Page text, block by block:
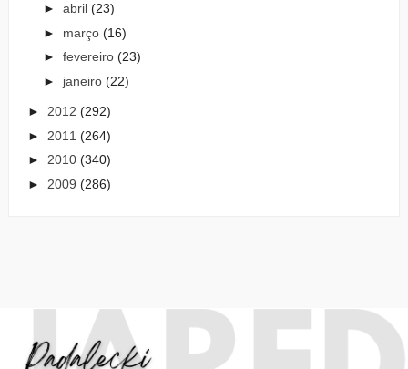
► abril (23)
► março (16)
► fevereiro (23)
► janeiro (22)
► 2012 (292)
► 2011 (264)
► 2010 (340)
► 2009 (286)